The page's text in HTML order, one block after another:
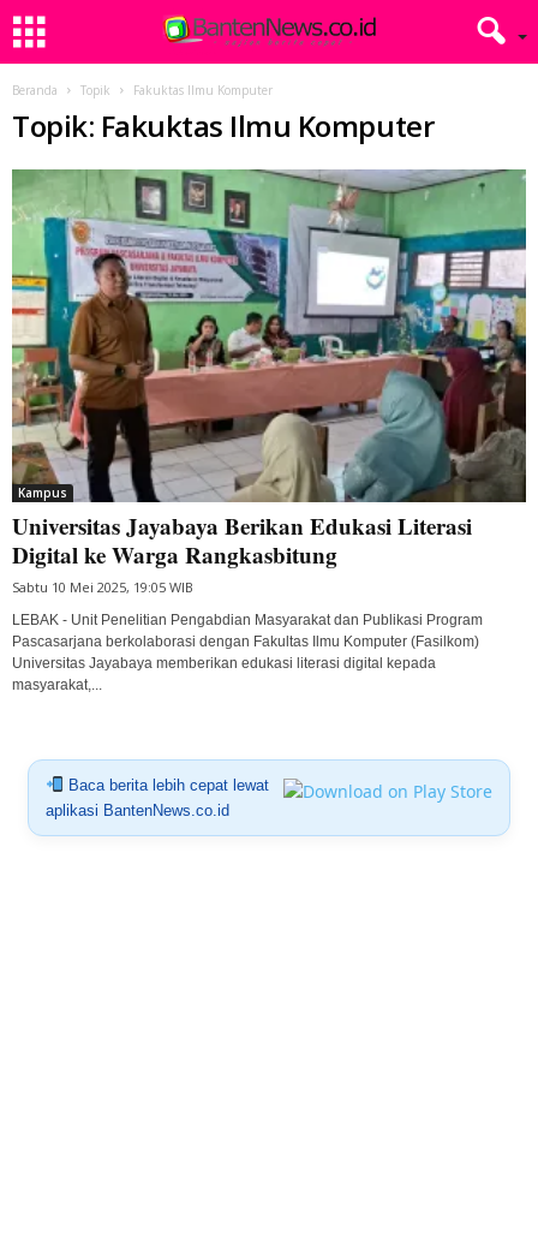
Beranda Topik Fakuktas Ilmu Komputer
Topik: Fakuktas Ilmu Komputer
Kampus
Universitas Jayabaya Berikan Edukasi Literasi
Digital ke Warga Rangkasbitung
Sabtu 10 Mei 2025, 19:05 WIB
LEBAK - Unit Penelitian Pengabdian Masyarakat dan Publikasi Program
Pascasarjana berkolaborasi dengan Fakultas Ilmu Komputer (Fasilkom)
Universitas Jayabaya memberikan edukasi literasi digital kepada
masyarakat,...
Baca berita lebih cepat lewat
aplikasi BantenNews.co.id